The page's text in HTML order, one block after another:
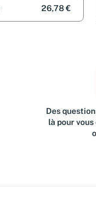
26,78 €
Des
là pour